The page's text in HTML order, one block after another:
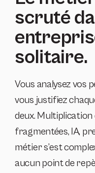
scruté
solitaire.
Vous analysez vos
vous justifiez
deux. Multiplication
fragmentées, IA,
métier s’est
aucun point de